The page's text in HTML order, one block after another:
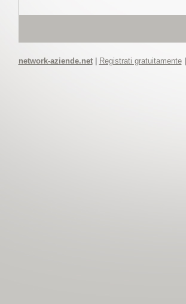
network-aziende.net| Registrati gratuitamente|